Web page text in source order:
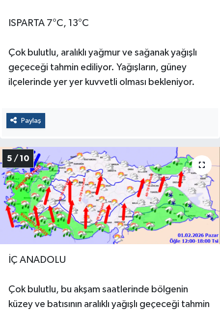
ISPARTA 7°C, 13°C
Çok bulutlu, aralıklı yağmur ve sağanak yağışlı
geçeceği tahmin ediliyor. Yağışların, güney
ilçelerinde yer yer kuvvetli olması bekleniyor.
Paylaş
5 / 10
İÇ ANADOLU
Çok bulutlu, bu akşam saatlerinde bölgenin
küzey ve batısının aralıklı yağışlı geçeceği tahmin